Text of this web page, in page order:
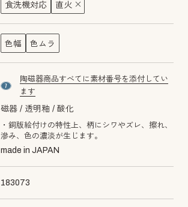
食洗機対応 直火
色幅 色ムラ
material number7
陶磁器商品すべてに素材番号を添付してい
ます
磁器 透明釉 酸化
・銅版絵付けの特性上、柄にシワやズレ、擦れ、
滲み、色の濃淡が生じます。
made in JAPAN
183073